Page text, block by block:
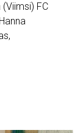
FC